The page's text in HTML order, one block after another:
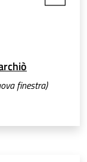
finestra)